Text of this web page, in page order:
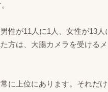
性が11人に1人、女性が13
方は、大腸カメラを受ける
に上位にあります。それだ